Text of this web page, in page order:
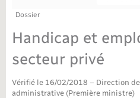
Bibliothèques
Sport
Tourisme
Dossier
Handicap et
secteur privé
Vérifié le 16/02/2018 – Direction
administrative (Première ministre)